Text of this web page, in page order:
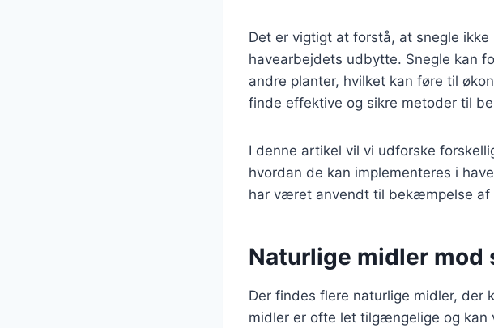
Det er vigtigt at forstå, at snegle
havearbejdets udbytte. Snegle kan
andre planter, hvilket kan føre til
finde effektive og sikre metoder til
I denne artikel vil vi udforske
hvordan de kan implementeres i
har været anvendt til bekæmpelse af
Naturlige midler mod
Der findes flere naturlige midler,
midler er ofte let tilgængelige og